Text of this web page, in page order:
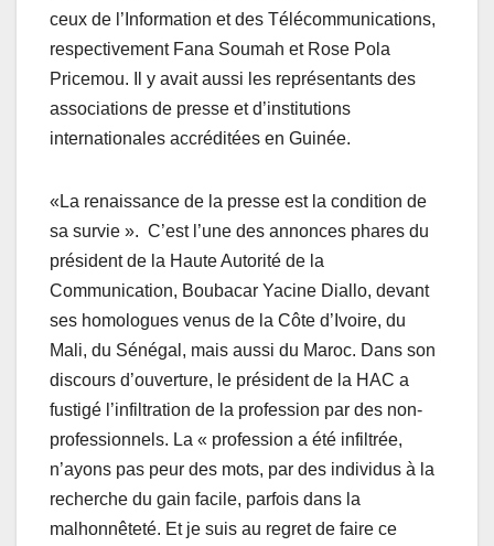
ceux de l’Information et des Télécommunications,
respectivement Fana Soumah et Rose Pola
Pricemou. Il y avait aussi les représentants des
associations de presse et d’institutions
internationales accréditées en Guinée.
«La renaissance de la presse est la condition de
sa survie ». C’est l’une des annonces phares du
président de la Haute Autorité de la
Communication, Boubacar Yacine Diallo, devant
ses homologues venus de la Côte d’Ivoire, du
Mali, du Sénégal, mais aussi du Maroc. Dans son
discours d’ouverture, le président de la HAC a
fustigé l’infiltration de la profession par des non-
professionnels. La « profession a été infiltrée,
n’ayons pas peur des mots, par des individus à la
recherche du gain facile, parfois dans la
malhonnêteté. Et je suis au regret de faire ce